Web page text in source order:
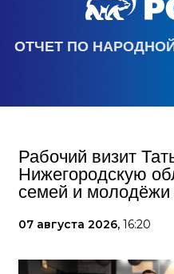
ОТЧЕТ ПО НАРОДНОЙ
Рабочий визит
Нижегородскую
семей и молодёжи
07 августа 2026, 16:20